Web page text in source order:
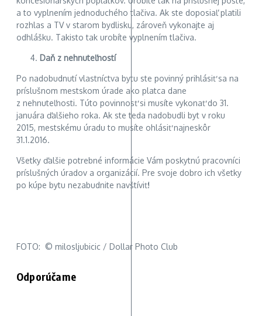
a to vyplnením jednoduchého tlačiva. Ak ste doposiaľ platili
rozhlas a TV v starom bydlisku, zároveň vykonajte aj
odhlášku. Takisto tak urobíte vyplnením tlačiva.
Daň z nehnuteľností
Po nadobudnutí vlastníctva bytu ste povinný prihlásiť sa na
príslušnom mestskom úrade ako platca dane
z nehnuteľnosti. Túto povinnosť si musíte vykonať do 31.
januára ďalšieho roka. Ak ste teda nadobudli byt v roku
2015, mestskému úradu to musíte ohlásiť najneskôr
31.1.2016.
Všetky ďalšie potrebné informácie Vám poskytnú pracovníci
príslušných úradov a organizácií. Pre svoje dobro ich všetky
po kúpe bytu nezabudnite navštíviť!
FOTO: © milosljubicic / Dollar Photo Club
Odporúčame